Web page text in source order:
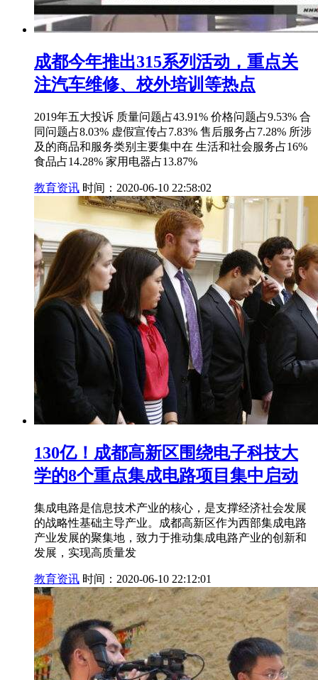
成都今年推出315系列活动，重点关
注汽车维修、校外培训等热点
2019年五大投诉 质量问题占43.91% 价格问题占9.53% 合
同问题占8.03% 虚假宣传占7.83% 售后服务占7.28% 所涉
及的商品和服务类别主要集中在 生活和社会服务占16%
食品占14.28% 家用电器占13.87%
教育资讯 时间：2020-06-10 22:58:02
130亿！成都高新区围绕电子科技大
学的8个重点集成电路项目集中启动
集成电路是信息技术产业的核心，是支撑经济社会发展
的战略性基础主导产业。成都高新区作为西部集成电路
产业发展的聚集地，致力于推动集成电路产业的创新和
发展，实现高质量发
教育资讯 时间：2020-06-10 22:12:01